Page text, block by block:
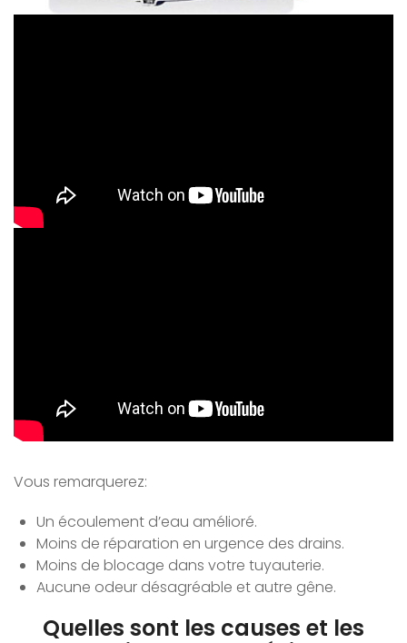
Vous remarquerez:
Un écoulement d’eau amélioré.
Moins de réparation en urgence des drains.
Moins de blocage dans votre tuyauterie.
Aucune odeur désagréable et autre gêne.
Quelles sont les causes et les